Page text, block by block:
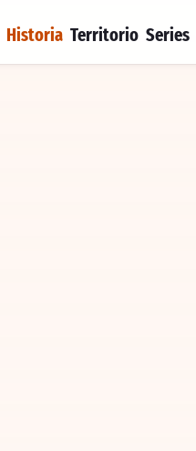
Historia Territorio Series